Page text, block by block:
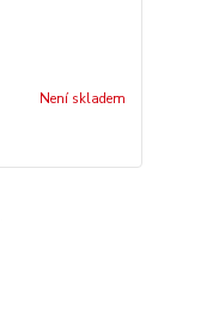
Není skladem